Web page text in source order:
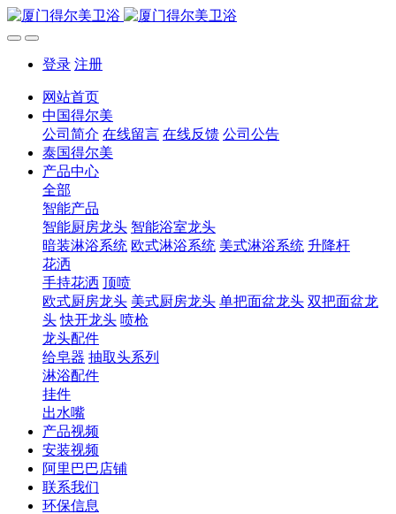
登录 注册
网站首页
中国得尔美
公司简介 在线留言 在线反馈 公司公告
泰国得尔美
产品中心
全部
智能产品
智能厨房龙头 智能浴室龙头
暗装淋浴系统 欧式淋浴系统 美式淋浴系统 升降杆
花洒
手持花洒 顶喷
欧式厨房龙头 美式厨房龙头 单把面盆龙头 双把面盆龙
头 快开龙头 喷枪
龙头配件
给皂器 抽取头系列
淋浴配件
挂件
出水嘴
产品视频
安装视频
阿里巴巴店铺
联系我们
环保信息